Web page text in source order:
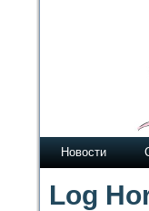
Новости
Log